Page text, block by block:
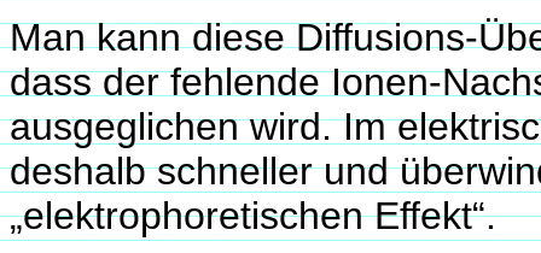
Man kann diese Diffusions-
dass der fehlende Ionen-
ausgeglichen wird. Im
deshalb schneller und
„elektrophoretischen Effekt“.